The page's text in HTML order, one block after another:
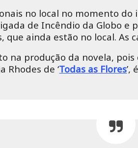
no local no momento
de Incêndio da Globo e
que ainda estão no local. As
na produção da novela,
Rhodes de ‘Todas as Flores’,